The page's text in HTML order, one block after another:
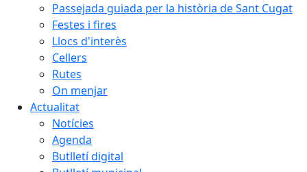
Passejada guiada per la història de Sant Cugat
Festes i fires
Llocs d'interès
Cellers
Rutes
On menjar
Actualitat
Notícies
Agenda
Butlletí digital